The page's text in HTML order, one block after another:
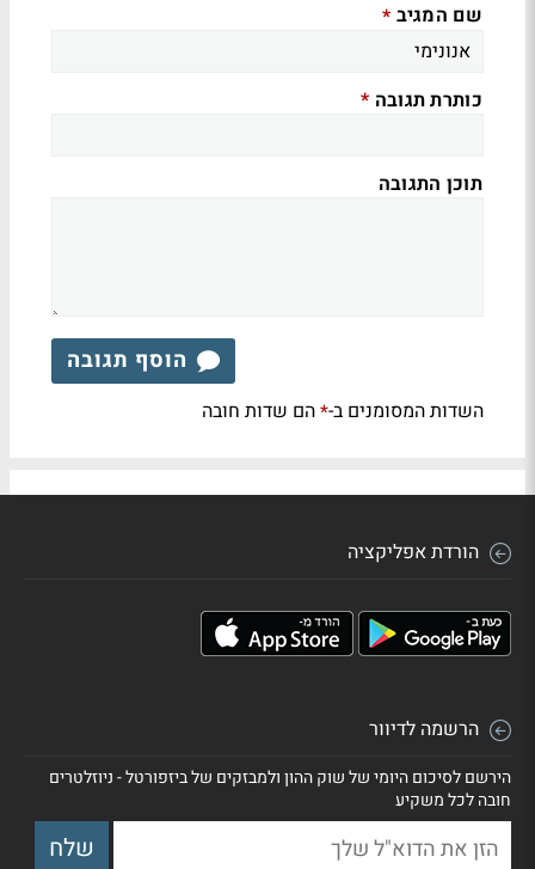
שם המגיב *
כותרת תגובה *
תוכן התגובה
הוסף תגובה
השדות המסומנים ב-*הם שדות חובה
הורדת אפליקציה
הרשמה לדיוור
הירשם לסיכום היומי של שוק ההון ולמבזקים של ביזפורטל - ניוזלטרים
חובה לכל משקיע